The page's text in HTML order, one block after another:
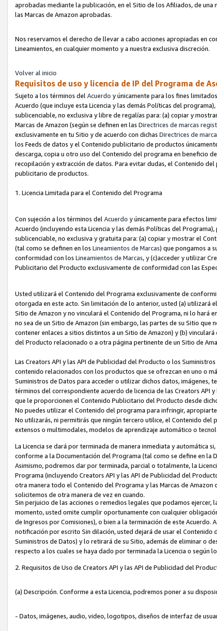
aprobadas mediante la publicación, en el Sitio de los Afiliados, de
las Marcas de Amazon aprobadas.
Nos reservamos el derecho de llevar a cabo acciones apropiadas en
Lineamientos, en cualquier momento y a nuestra exclusiva discreción.
Volver al inicio
Requisitos de uso y licencia de IP del Programa de
Sujeto a los términos del Acuerdo y únicamente para los fines
Acuerdo (que incluye esta Licencia y las demás Políticas del
sublicenciable, no exclusiva y libre de regalías para: (a) copiar y
Marcas de Amazon (según se definen en las Directrices de marcas
exclusivamente en tu Sitio y de acuerdo con dichas Directrices de
los Feeds de datos y el Contenido publicitario de productos
descarga, copia u otro uso del Contenido del programa en beneficio
recopilación y extracción de datos. Para evitar dudas, el Contenido
publicitario de productos.
1. Licencia Limitada para el Contenido del Programa
Con sujeción a los términos del Acuerdo y únicamente para efectos
Acuerdo (incluyendo esta Licencia y las demás Políticas del
sublicenciable, no exclusiva y gratuita para: (a) copiar y mostrar el
(tal como se definen en los Lineamientos de Marcas) que pongamos a
conformidad con los Lineamientos de Marcas, y (c)acceder y utilizar
Publicitario del Producto exclusivamente de conformidad con las
Usted utilizará el Contenido del Programa exclusivamente de
otorgada en este acto. Sin limitación de lo anterior, usted (a) utilizará
Sitio de Amazon y no vinculará el Contenido del Programa, ni lo hará
no sea de un Sitio de Amazon (sin embargo, las partes de su Sitio
contener enlaces a sitios distintos a un Sitio de Amazon) y (b)
del Producto relacionado o a otra página pertinente de un Sitio de
Las Creators API y las API de Publicidad del Producto o los
contenido relacionados con los productos que se ofrezcan en uno o
Suministros de Datos para acceder o utilizar dichos datos,
términos del correspondiente acuerdo de licencia de las Creators API
que le proporcionen el Contenido Publicitario del Producto desde
No puedes utilizar el Contenido del programa para infringir,
No utilizarás, ni permitirás que ningún tercero utilice, el Contenido
extensos o multimodales, modelos de aprendizaje automático o
La Licencia se dará por terminada de manera inmediata y automática
conforme a la Documentación del Programa (tal como se define en la
Asimismo, podremos dar por terminada, parcial o totalmente, la
Programa (incluyendo Creators API y las API de Publicidad del
otra manera todo el Contenido del Programa y las Marcas de
solicitemos de otra manera de vez en cuando.
Sin perjuicio de las acciones o remedios legales que podamos
momento, usted omite cumplir oportunamente con cualquier
de Ingresos por Comisiones), o bien a la terminación de este
notificación por escrito Sin dilación, usted dejará de usar el
Suministros de Datos) y lo retirará de su Sitio, además de eliminar o
respecto a los cuales se haya dado por terminada la Licencia o según
2. Requisitos de Uso de Creators API y las API de Publicidad del
(a) Descripción. Conforme a esta Licencia, podremos poner a su
- Datos, imágenes, audio, video, logotipos, diseños de interfaz de